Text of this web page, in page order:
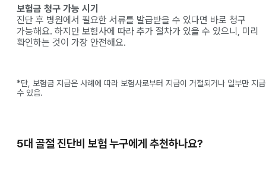
보험금 청구 가능 시기
진단 후 병원에서 필요한 서류를 발급받을 수 있다면 바로 청구
가능해요. 하지만 보험사에 따라 추가 절차가 있을 수 있으니, 미리
확인하는 것이 가장 안전해요.
*단, 보험금 지급은 사례에 따라 보험사로부터 지급이 거절되거나 일부만 지
수 있음.
5대 골절 진단비 보험 누구에게 추천하나요?